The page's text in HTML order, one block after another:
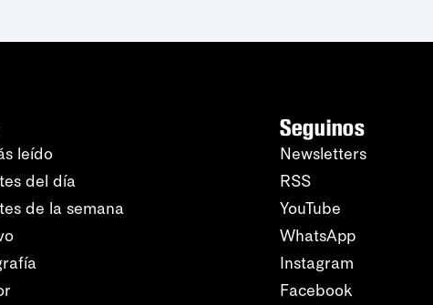
leído
del día
de la semana
Seguinos
Newsletters
RSS
YouTube
WhatsApp
Instagram
Facebook